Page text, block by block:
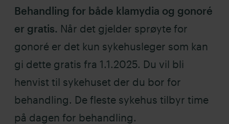
Behandling for både klamydia og gonoré
er gratis. Når det gjelder sprøyte for
gonoré er det kun sykehusleger som kan
gi dette gratis fra 1.1.2025. Du vil bli
henvist til sykehuset der du bor for
behandling. De fleste sykehus tilbyr time
på dagen for behandling.